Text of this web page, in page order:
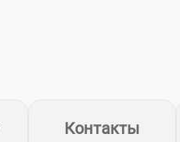
Контакты